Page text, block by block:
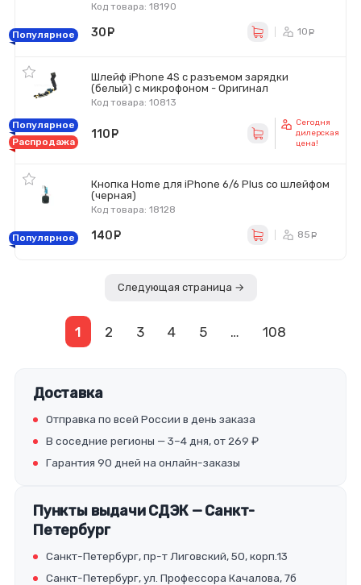
Код товара: 18190
Популярное 30 10
Шлейф iPhone 4S с разъемом зарядки
(белый) с микрофоном - Оригинал
Код товара: 10813
Популярное
Распродажа
110
Сегодня
дилерская
цена!
Кнопка Home для iPhone 6/6 Plus со шлейфом
(черная)
Код товара: 18128
Популярное 140 85
Следующая страница →
1 2 3 4 5 … 108
Доставка
Отправка по всей России в день заказа
В соседние регионы — 3–4 дня, от 269 ₽
Гарантия 90 дней на онлайн-заказы
Пункты выдачи СДЭК — Санкт-
Петербург
Санкт-Петербург, пр-т Лиговский, 50, корп.13
Санкт-Петербург, ул. Профессора Качалова, 7б